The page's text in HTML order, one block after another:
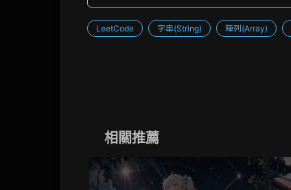
LeetCode 字串(String) 陣列(Array)
相關推薦